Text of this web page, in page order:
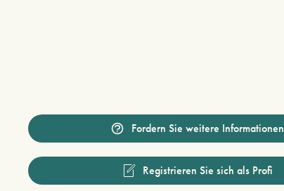
Fordern Sie weitere Informationen
Registrieren Sie sich als Profi